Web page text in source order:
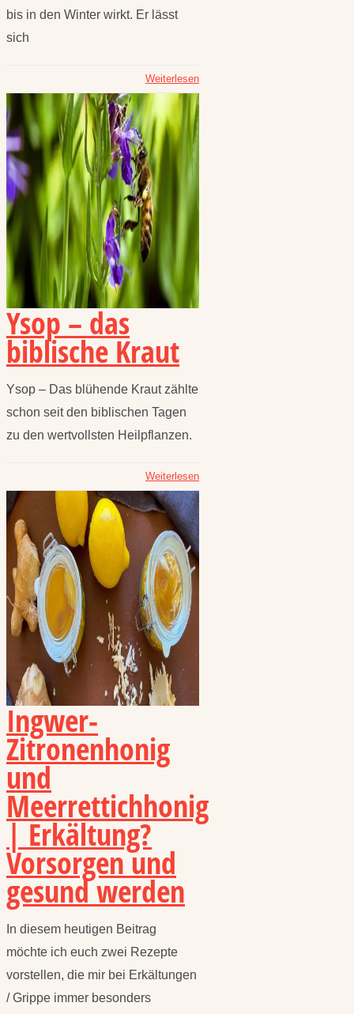
bis in den Winter wirkt. Er lässt
sich
Weiterlesen
Ysop – das
biblische Kraut
Ysop – Das blühende Kraut zählte
schon seit den biblischen Tagen
zu den wertvollsten Heilpflanzen.
Weiterlesen
Ingwer-
Zitronenhonig
und
Meerrettichhonig
| Erkältung?
Vorsorgen und
gesund werden
In diesem heutigen Beitrag
möchte ich euch zwei Rezepte
vorstellen, die mir bei Erkältungen
/ Grippe immer besonders